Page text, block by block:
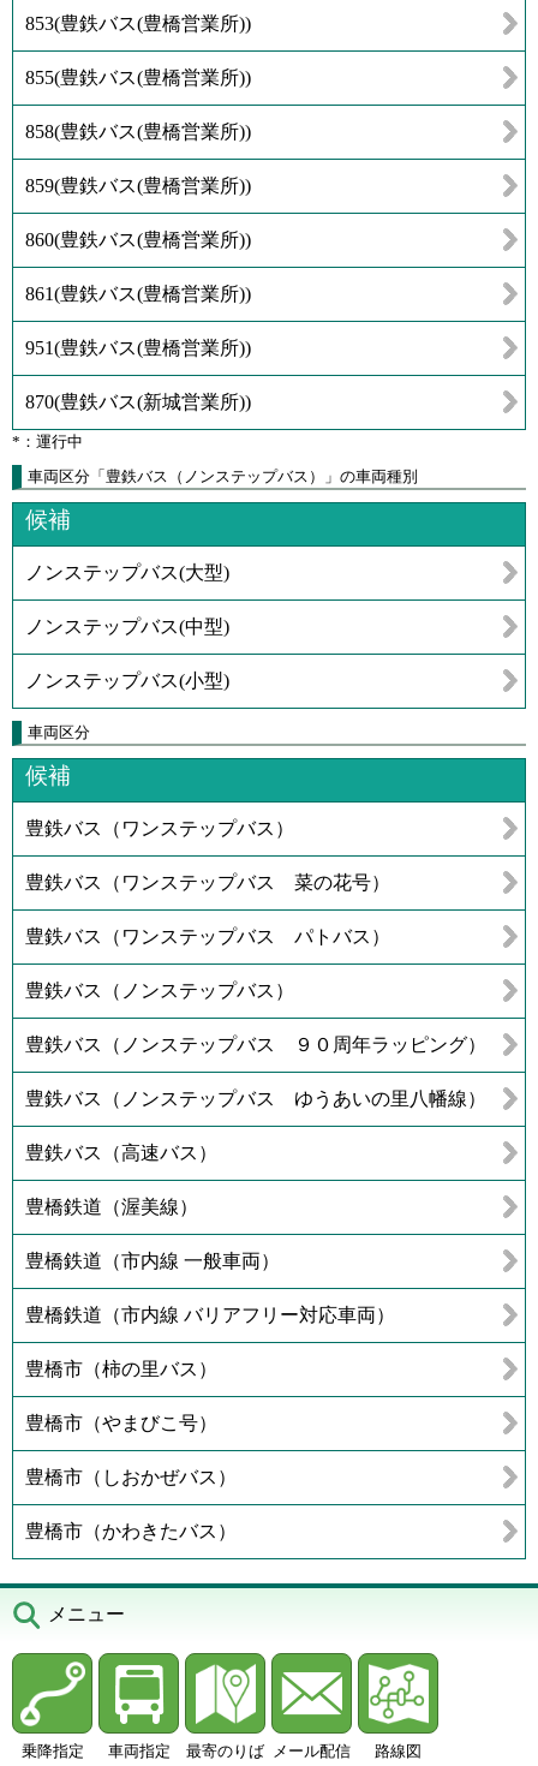
853(豊鉄バス(豊橋営業所))
855(豊鉄バス(豊橋営業所))
858(豊鉄バス(豊橋営業所))
859(豊鉄バス(豊橋営業所))
860(豊鉄バス(豊橋営業所))
861(豊鉄バス(豊橋営業所))
951(豊鉄バス(豊橋営業所))
870(豊鉄バス(新城営業所))
*：運行中
車両区分「豊鉄バス（ノンステップバス）」の車両種別
候補
ノンステップバス(大型)
ノンステップバス(中型)
ノンステップバス(小型)
車両区分
候補
豊鉄バス（ワンステップバス）
豊鉄バス（ワンステップバス 菜の花号）
豊鉄バス（ワンステップバス パトバス）
豊鉄バス（ノンステップバス）
豊鉄バス（ノンステップバス ９０周年ラッピング）
豊鉄バス（ノンステップバス ゆうあいの里八幡線）
豊鉄バス（高速バス）
豊橋鉄道（渥美線）
豊橋鉄道（市内線 一般車両）
豊橋鉄道（市内線 バリアフリー対応車両）
豊橋市（柿の里バス）
豊橋市（やまびこ号）
豊橋市（しおかぜバス）
豊橋市（かわきたバス）
メニュー
乗降指定 車両指定 最寄のりば メール配信 路線図